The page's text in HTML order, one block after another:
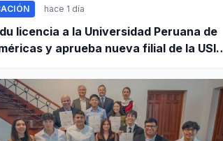
hace 1 día
licencia a la Universidad Peruana de
y aprueba nueva filial de la USIL